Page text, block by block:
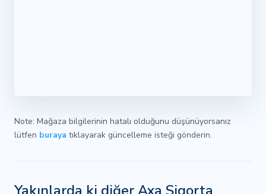
Note: Mağaza bilgilerinin hatalı olduğunu düşünüyorsanız
lütfen buraya tıklayarak güncelleme isteği gönderin.